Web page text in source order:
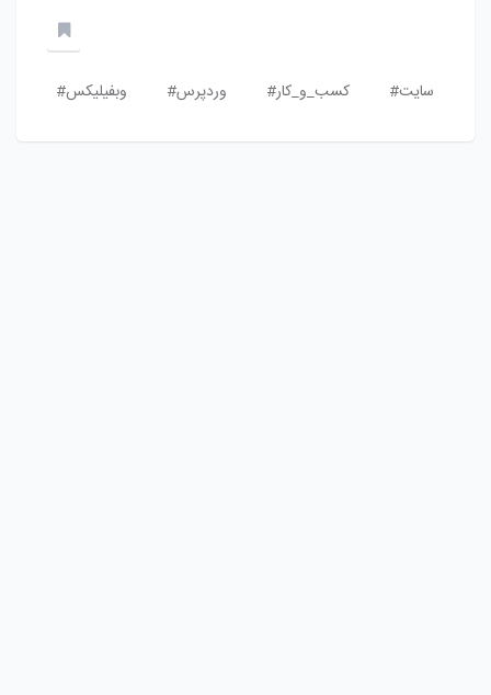
سایت# کسب_و_کار# وردپرس# وبفیلیکس#